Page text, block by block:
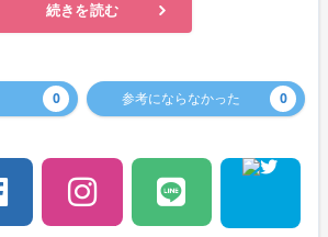
続きを読む
0 参考にならなかった 0